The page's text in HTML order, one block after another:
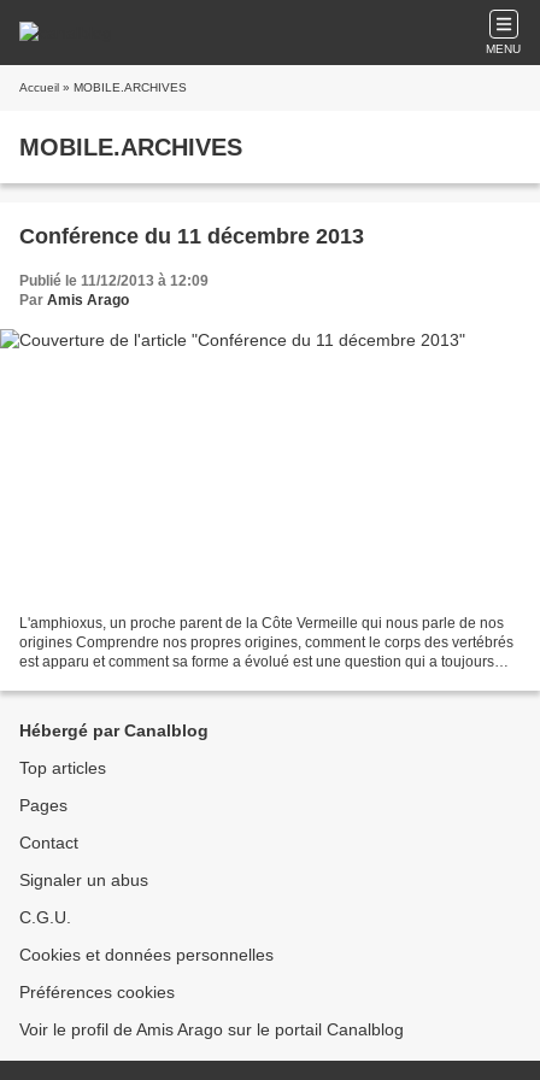
MENU
Accueil » MOBILE.ARCHIVES
MOBILE.ARCHIVES
Conférence du 11 décembre 2013
Publié le 11/12/2013 à 12:09
Par Amis Arago
L'amphioxus, un proche parent de la Côte Vermeille qui nous parle de nos
origines Comprendre nos propres origines, comment le corps des vertébrés
est apparu et comment sa forme a évolué est une question qui a toujours
Hébergé par Canalblog
Top articles
Pages
Contact
Signaler un abus
C.G.U.
Cookies et données personnelles
Préférences cookies
Voir le profil de Amis Arago sur le portail Canalblog